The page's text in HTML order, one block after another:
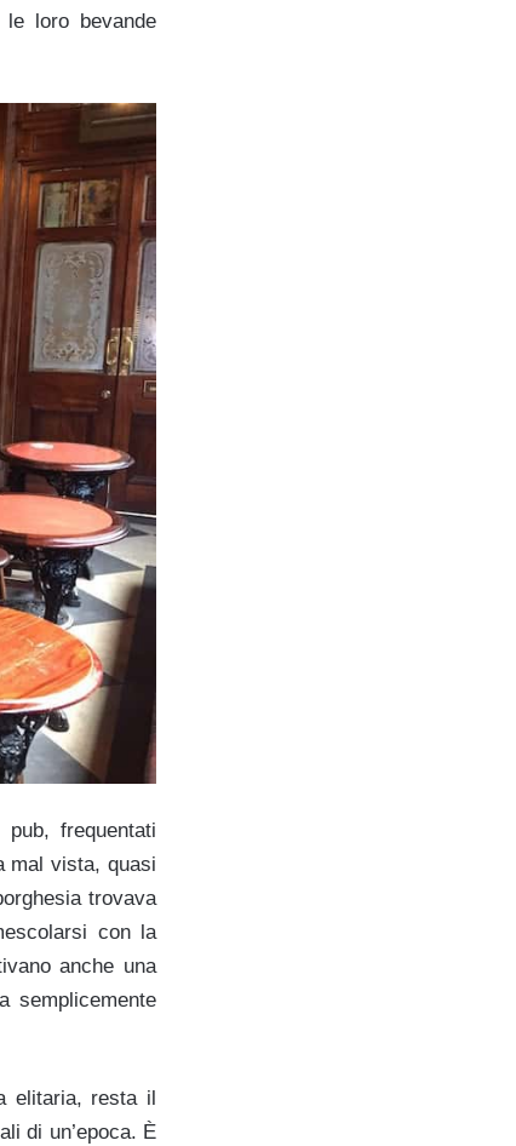
loro bevande
frequentati
mal vista, quasi
trovava
con la
anche una
semplicemente
elitaria, resta il
di un’epoca. È